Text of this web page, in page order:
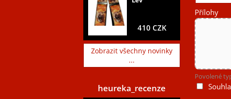
Přílohy
Povolené
410 CZK
Zobrazit všechny novinky
...
heureka_recenze